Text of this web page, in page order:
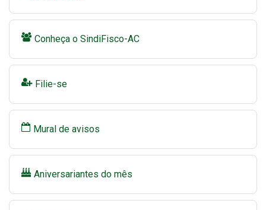
Conheça o SindiFisco-AC
Filie-se
Mural de avisos
Aniversariantes do mês